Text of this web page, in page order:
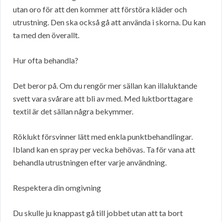
utan oro för att den kommer att förstöra kläder och
utrustning. Den ska också gå att använda i skorna. Du kan
ta med den överallt.
Hur ofta behandla?
Det beror på. Om du rengör mer sällan kan illaluktande
svett vara svårare att bli av med. Med luktborttagare
textil är det sällan några bekymmer.
Röklukt försvinner lätt med enkla punktbehandlingar.
Ibland kan en spray per vecka behövas. Ta för vana att
behandla utrustningen efter varje användning.
Respektera din omgivning
Du skulle ju knappast gå till jobbet utan att ta bort